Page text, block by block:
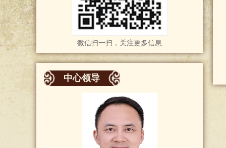
微信扫一扫，关注更多信息
中心领导